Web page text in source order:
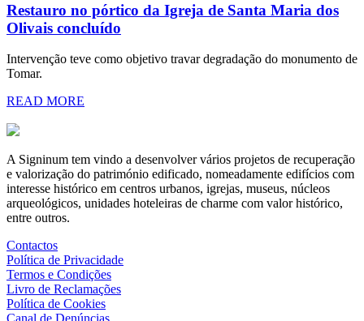
Restauro no pórtico da Igreja de Santa Maria dos
Olivais concluído
Intervenção teve como objetivo travar degradação do monumento de
Tomar.
READ MORE
A Signinum tem vindo a desenvolver vários projetos de recuperação
e valorização do património edificado, nomeadamente edifícios com
interesse histórico em centros urbanos, igrejas, museus, núcleos
arqueológicos, unidades hoteleiras de charme com valor histórico,
entre outros.
Contactos
Política de Privacidade
Termos e Condições
Livro de Reclamações
Política de Cookies